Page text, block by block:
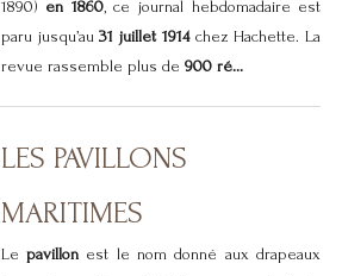
1890) en 1860, ce journal hebdomadaire est
paru jusqu’au31 juillet 1914chez Hachette. La
revue rassemble plus de 900 ré...
LES PAVILLONS
MARITIMES
Lepavillon est le nom donné aux drapeaux